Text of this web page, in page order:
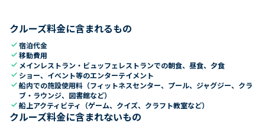
クルーズ料金に含まれるもの
check宿泊代金
check移動費用
check メインレストラン・ビュッフェレストランでの朝食、昼食、夕食
check ショー、イベント等のエンターテイメント
check船内での施設使用料（フィットネスセンター、プール、ジャグジー、クラ
ブ・ラウンジ、図書館など）
check船上アクティビティ（ゲーム、クイズ、クラフト教室など）
クルーズ料金に含まれないもの